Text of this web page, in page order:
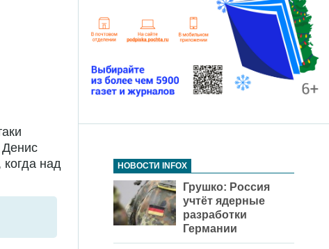
над
НОВОСТИ INFOX
Грушко: Россия
учтёт ядерные
разработки
Германии